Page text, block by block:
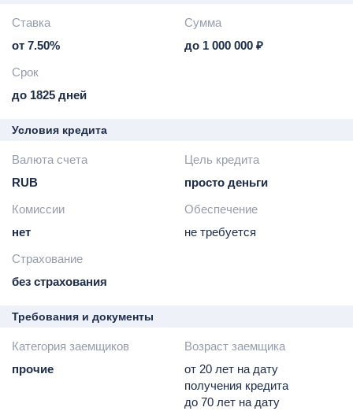
Ставка
от 7.50%
Сумма
до 1 000 000 ₽
Срок
до 1825 дней
Условия кредита
Валюта счета
RUB
Цель кредита
просто деньги
Комиссии
нет
Обеспечение
не требуется
Страхование
без страхования
Требования и документы
Категория заемщиков
прочие
Возраст заемщика
от 20 лет на дату
получения кредита
до 70 лет на дату